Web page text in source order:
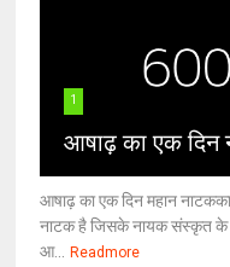
1
आषाढ़ का एक दिन
आषाढ़ का एक दिन महान
नाटक है जिसके नायक संस्कृत के
आ...
Readmore